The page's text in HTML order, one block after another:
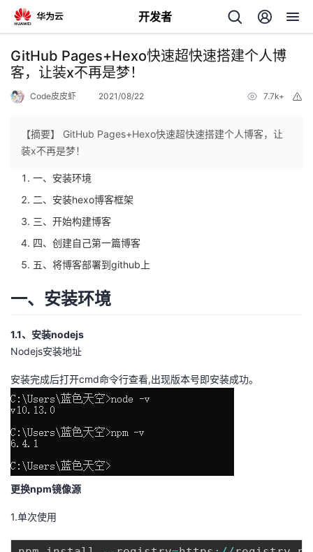
开发者
返
回
人
主
页
我
开
发
者
的
博
客
我
的
论
我
的
子
我
直
的
我
GitHub Pages+Hexo快速超快速搭建个人博
客，让装x不再是梦！
Code皮皮虾 2021/08/22 7.7k+
【摘要】 GitHub Pages+Hexo快速超快速搭建个人博客，让
装x不再是梦！
一、安装环境
二、安装hexo博客框架
三、开始构建博客
四、创建自己第一篇博客
五、将博客部署到github上
一、安装环境
1.1、安装nodejs
Nodejs安装地址
安装完成后打开cmd命令行查看,出现版本号即安装成功。
更换npm镜像源
1.单次使用